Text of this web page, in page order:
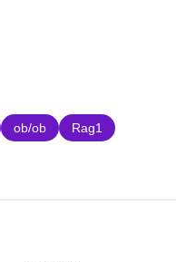
ob/ob Rag1